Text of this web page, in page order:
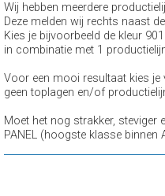
Wij hebben meerdere
Deze melden wij rechts naast
Kies je bijvoorbeeld de kleur
in combinatie met 1
Voor een mooi resultaat kies
geen toplagen en/of
Moet het nog strakker, steviger
PANEL (hoogste klasse binnen